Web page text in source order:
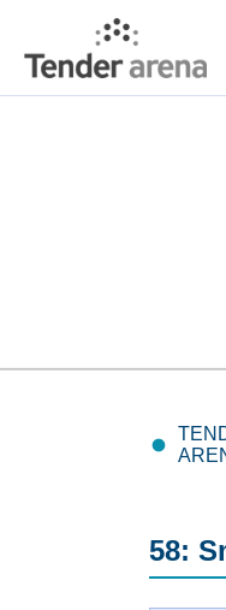
fiber_manual_record
58: